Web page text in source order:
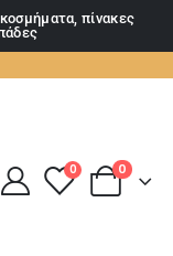
πίνακες
0 0